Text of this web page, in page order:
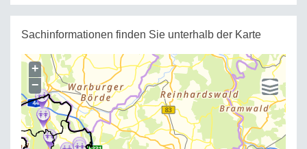
Sachinformationen finden Sie unterhalb der Karte
+
−